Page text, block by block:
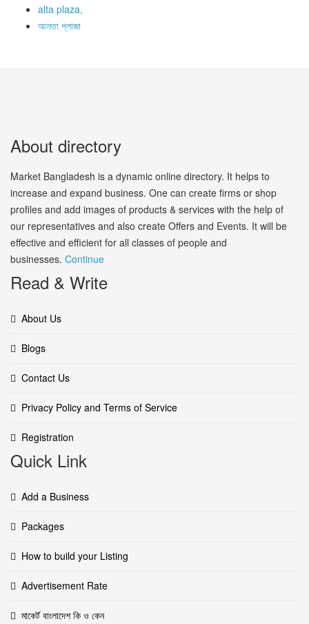
alta plaza,
আলতা প্লাজা
About directory
Market Bangladesh is a dynamic online directory. It helps to
increase and expand business. One can create firms or shop
profiles and add images of products & services with the help of
our representatives and also create Offers and Events. It will be
effective and efficient for all classes of people and
businesses. Continue
Read & Write
About Us
Blogs
Contact Us
Privacy Policy and Terms of Service
Registration
Quick Link
Add a Business
Packages
How to build your Listing
Advertisement Rate
মাকের্ট বাংলাদেশ কি ও কেন